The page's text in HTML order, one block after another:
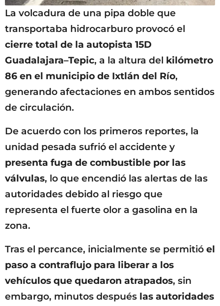
La volcadura de una pipa doble que
transportaba hidrocarburo provocó el
cierre total de la autopista 15D
Guadalajara–Tepic, a la altura del kilómetro
86 en el municipio de Ixtlán del Río,
generando afectaciones en ambos sentidos
de circulación.
De acuerdo con los primeros reportes, la
unidad pesada sufrió el accidente y
presenta fuga de combustible por las
válvulas, lo que encendió las alertas de las
autoridades debido al riesgo que
representa el fuerte olor a gasolina en la
zona.
Tras el percance, inicialmente se permitió el
paso a contraflujo para liberar a los
vehículos que quedaron atrapados, sin
embargo, minutos después las autoridades